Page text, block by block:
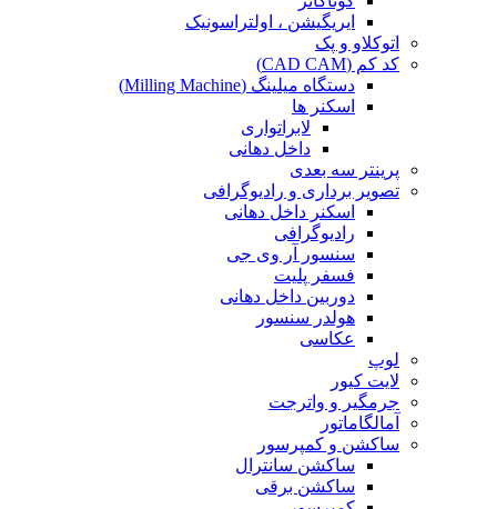
ایریگیشن ، اولتراسونیک
اتوکلاو و پک
کد کم (CAD CAM)
دستگاه میلینگ (Milling Machine)
اسکنر ها
لابراتواری
داخل دهانی
پرینتر سه بعدی
تصویر برداری و رادیوگرافی
اسکنر داخل دهانی
رادیوگرافی
سنسور آر وی جی
فسفر پلیت
دوربین داخل دهانی
هولدر سنسور
عکاسی
لوپ
لایت کیور
جرمگیر و واترجت
آمالگاماتور
ساکشن و کمپرسور
ساکشن سانترال
ساکشن برقی